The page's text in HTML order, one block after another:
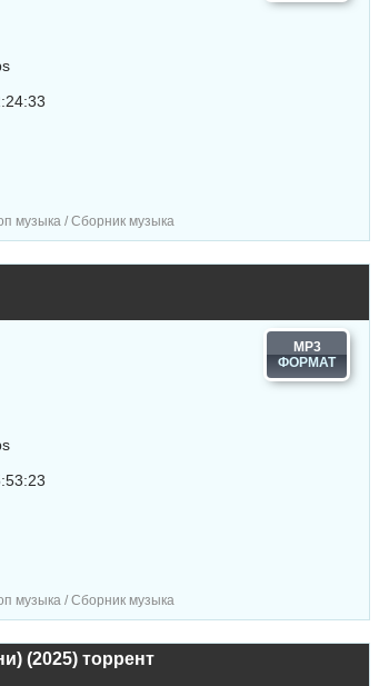
музыка / Сборник музыка
MP3
музыка / Сборник музыка
(2025) торрент